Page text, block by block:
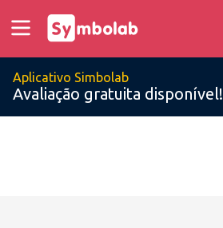
Aplicativo Simbolab
Avaliação gratuita disponível!